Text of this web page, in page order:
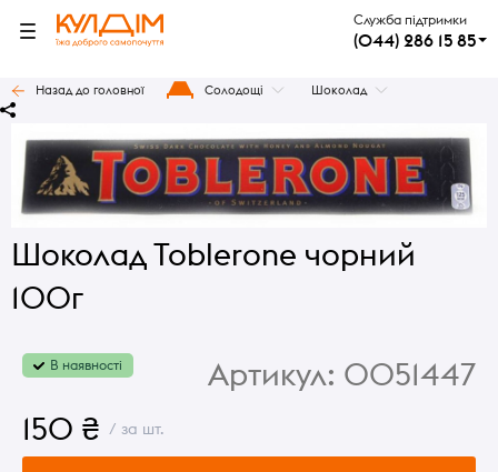
Служба підтримки
(044) 286 15 85
Назад до головної Солодощі Шоколад
Шоколад Toblerone чорний
100г
В наявності Артикул: 0051447
150 ₴ / за шт.